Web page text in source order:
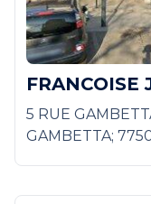
FRANCOISE
5 RUE
GAMBETTA;